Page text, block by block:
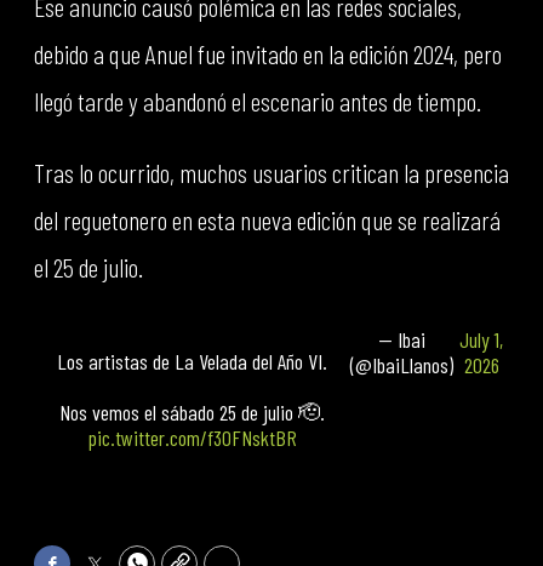
debido a que Anuel fue invitado en la edición 2024, pero
llegó tarde y abandonó el escenario antes de tiempo.
Tras lo ocurrido, muchos usuarios critican la presencia
del reguetonero en esta nueva edición que se realizará
el 25 de julio.
Los artistas de La Velada del Año VI.
Nos vemos el sábado 25 de julio 🫡.
pic.twitter.com/f30FNsktBR
— Ibai
(@IbaiLlanos)
July 1,
2026